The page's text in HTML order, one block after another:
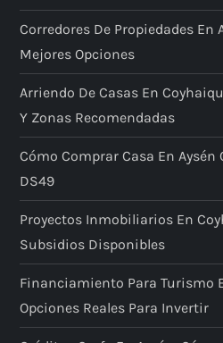
Corredores De Propiedades En
Mejores Opciones
Arriendo De Casas En
Y Zonas Recomendadas
Cómo Comprar Casa En Aysén
DS49
Proyectos Inmobiliarios En
Subsidios Disponibles
Financiamiento Para Turismo
Opciones Reales Para Invertir